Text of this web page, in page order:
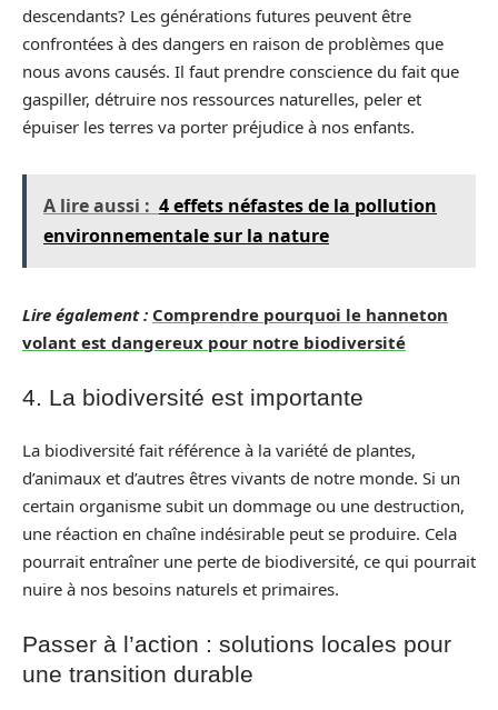
descendants? Les générations futures peuvent être
confrontées à des dangers en raison de problèmes que
nous avons causés. Il faut prendre conscience du fait que
gaspiller, détruire nos ressources naturelles, peler et
épuiser les terres va porter préjudice à nos enfants.
A lire aussi : 4 effets néfastes de la pollution
environnementale sur la nature
Lire également : Comprendre pourquoi le hanneton
volant est dangereux pour notre biodiversité
4. La biodiversité est importante
La biodiversité fait référence à la variété de plantes,
d’animaux et d’autres êtres vivants de notre monde. Si un
certain organisme subit un dommage ou une destruction,
une réaction en chaîne indésirable peut se produire. Cela
pourrait entraîner une perte de biodiversité, ce qui pourrait
nuire à nos besoins naturels et primaires.
Passer à l’action : solutions locales pour
une transition durable